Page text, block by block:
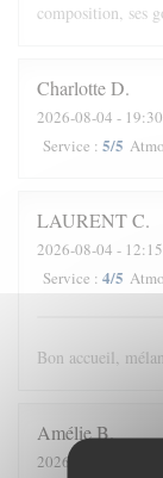
composition, ses
CharlotteD
2026-08-04 -
Service : 5/5
LAURENTC
2026-08-04 -
Service : 4/5
Bon accueil,
AmélieB
2026-08-04